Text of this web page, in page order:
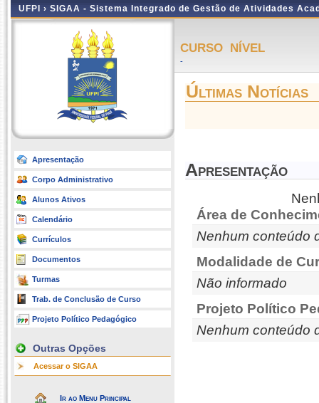
UFPI › SIGAA - Sistema Integrado de Gestão de Atividades
Apresentação
Corpo Administrativo
Alunos Ativos
Calendário
Currículos
Documentos
Turmas
Trab. de Conclusão de Curso
Projeto Político Pedagógico
Outras Opções
Acessar o SIGAA
Ir ao Menu Principal
CURSO NÍVEL
-
Últimas Notícias
Apresentação
Área de
Nenhum conteúdo
Modalidade de
Não informado
Projeto Político
Nenhum conteúdo